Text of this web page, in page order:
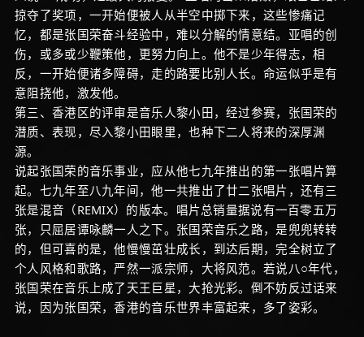
掠夺了奖项，一开始便被人从半空中掷下来，这些惨痛记
忆，都是张国荣奋斗经验中，难以分解的情意结。亚唱的创
伤，或多或少鞭策他，更努力向上。他不是少年得志，相
反，一开始便诸多障碍，走的路要比别人长。命运似乎是有
意阻挠他，激发他。
第三、香港区的评审是音乐人黎小田，经过参赛，张国荣的
潜质、表现，尽入黎小田眼里，也种下二人将来的深厚渊
源。
说起张国荣的音乐事业，应从他七九年推出的第一张唱片算
起。七九年至八九年间，他一共推出了廿二张唱片，还有三
张是混音（REMIX）的版本。唱片总销量据说有一百零五万
张，只屈居谭咏麟一人之下。张国荣音乐之路，是兜兜转转
的，但可喜的是，他慢慢茁壮成长，到达后期，完全树立了
个人风格和歌路，严然一派宗师，大将风范。若说八○年代，
张国荣在音乐上成了天王巨星，大抢光彩。倒不妨反过话来
说，因为张国荣，香港的音乐世界丰富起来，多了姿彩。